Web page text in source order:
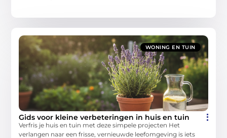
WONING EN TUIN
Gids voor kleine verbeteringen in huis en tuin
Verfris je huis en tuin met deze simpele projecten Het
verlangen naar een frisse, vernieuwde leefomgeving is iets